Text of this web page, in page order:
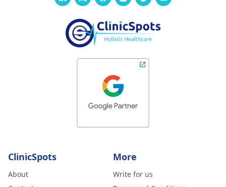
ClinicSpots
About
More
Write for us